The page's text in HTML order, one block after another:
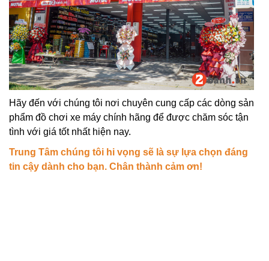
Hãy đến với chúng tôi nơi chuyên cung cấp các dòng sản
phẩm đồ chơi xe máy chính hãng để được chăm sóc tận
tình với giá tốt nhất hiện nay.
Trung Tâm chúng tôi hi vọng sẽ là sự lựa chọn đáng
tin cậy dành cho bạn. Chân thành cảm ơn!